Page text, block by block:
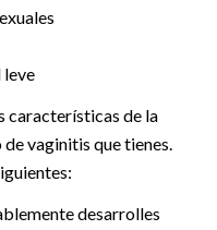
leve
características de la
vaginitis que tienes.
desarrolles